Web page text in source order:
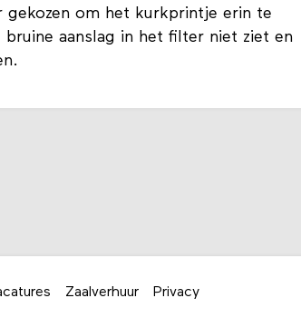
om het kurkprintje erin te
aanslag in het filter niet ziet en
Zaalverhuur Privacy